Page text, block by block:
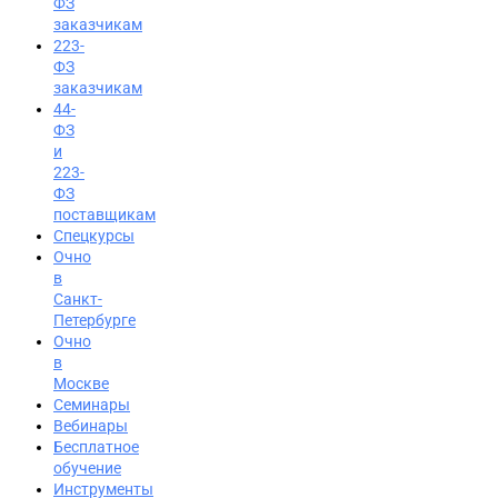
Вход на портал
8 (495) 228-47-43
заказчикам
223-
ФЗ
заказчикам
44-
ФЗ
и
223-
ФЗ
поставщикам
Спецкурсы
Очно
в
Санкт-
Петербурге
Очно
в
Москве
Семинары
Вебинары
Бесплатное
обучение
Инструменты